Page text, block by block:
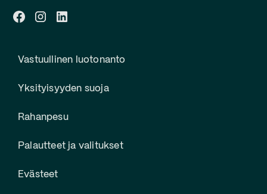
Vastuullinen luotonanto
Yksityisyyden suoja
Rahanpesu
Palautteet ja valitukset
Evästeet